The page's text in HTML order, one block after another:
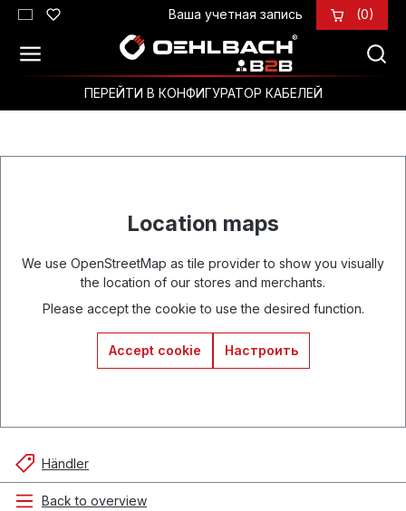
Перейти к основному содержанию
Ваша учетная запись (0)
ПЕРЕЙТИ В КОНФИГУРАТОР КАБЕЛЕЙ
Location maps
We use OpenStreetMap as tile provider to show you visually
the location of our stores and merchants.
Please accept the cookie to use the desired function.
Accept cookie Настроить
Händler
Back to overview